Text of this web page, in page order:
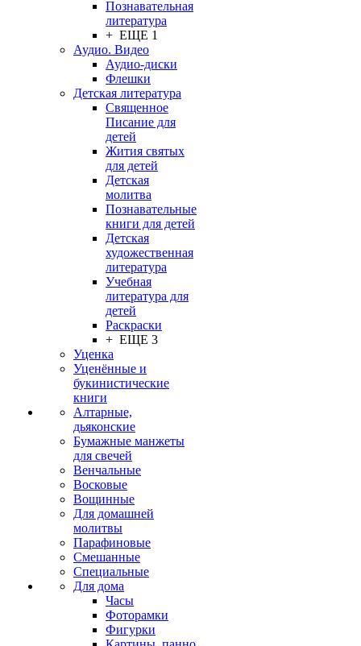
Познавательная
литература
+ ЕЩЕ 1
Аудио. Видео
Аудио-диски
Флешки
Детская литература
Священное
Писание для
детей
Жития святых
для детей
Детская
молитва
Познавательные
книги для детей
Детская
художественная
литература
Учебная
литература для
детей
Раскраски
+ ЕЩЕ 3
Уценка
Уценённые и
букинистические
книги
Алтарные,
дьяконские
Бумажные манжеты
для свечей
Венчальные
Восковые
Вощинные
Для домашней
молитвы
Парафиновые
Смешанные
Специальные
Для дома
Часы
Фоторамки
Фигурки